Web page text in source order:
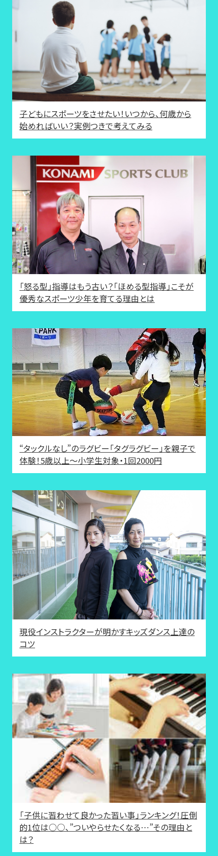
子どもにスポーツをさせたい！いつから、何歳から
始めればいい？実例つきで考えてみる
「怒る型」指導はもう古い？「ほめる型指導」こそが
優秀なスポーツ少年を育てる理由とは
“タックルなし”のラグビー「タグラグビー」を親子で
体験！5歳以上～小学生対象・1回2000円
現役インストラクターが明かすキッズダンス上達の
コツ
「子供に習わせて良かった習い事」ランキング！圧倒
的1位は○○、”ついやらせたくなる…”その理由と
は？